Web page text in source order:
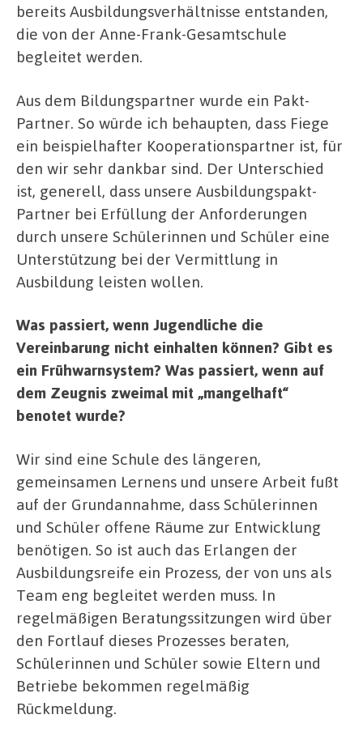
bereits Ausbildungsverhältnisse entstanden,
die von der Anne-Frank-Gesamtschule
begleitet werden.
Aus dem Bildungspartner wurde ein Pakt-
Partner. So würde ich behaupten, dass Fiege
ein beispielhafter Kooperationspartner ist, für
den wir sehr dankbar sind. Der Unterschied
ist, generell, dass unsere Ausbildungspakt-
Partner bei Erfüllung der Anforderungen
durch unsere Schülerinnen und Schüler eine
Unterstützung bei der Vermittlung in
Ausbildung leisten wollen.
Was passiert, wenn Jugendliche die
Vereinbarung nicht einhalten können? Gibt es
ein Frühwarnsystem? Was passiert, wenn auf
dem Zeugnis zweimal mit „mangelhaft“
benotet wurde?
Wir sind eine Schule des längeren,
gemeinsamen Lernens und unsere Arbeit fußt
auf der Grundannahme, dass Schülerinnen
und Schüler offene Räume zur Entwicklung
benötigen. So ist auch das Erlangen der
Ausbildungsreife ein Prozess, der von uns als
Team eng begleitet werden muss. In
regelmäßigen Beratungssitzungen wird über
den Fortlauf dieses Prozesses beraten,
Schülerinnen und Schüler sowie Eltern und
Betriebe bekommen regelmäßig
Rückmeldung.